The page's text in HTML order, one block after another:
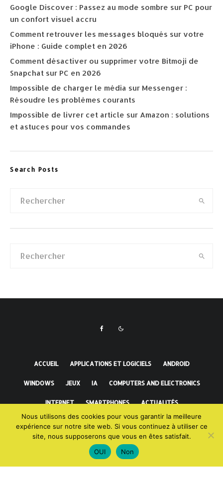
Google Discover : Passez au mode sombre sur PC pour
un confort visuel accru
Comment retrouver les messages bloqués sur votre
iPhone : Guide complet en 2026
Comment désactiver ou supprimer votre Bitmoji de
Snapchat sur PC en 2026
Impossible de charger le média sur Messenger :
Résoudre les problèmes courants
Impossible de livrer cet article sur Amazon : solutions
et astuces pour vos commandes
Search Posts
ACCUEIL APPLICATIONS ET LOGICIELS ANDROID
WINDOWS JEUX IA COMPUTERS AND ELECTRONICS
INTERNET SMARTPHONES ACTUALITÉS
FAITS INCROYABLES
Nous utilisons des cookies pour vous garantir la meilleure
expérience sur notre site web. Si vous continuez à utiliser ce
site, nous supposerons que vous en êtes satisfait.
OUI
Non